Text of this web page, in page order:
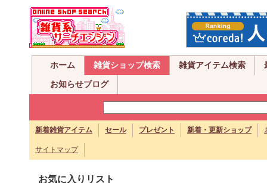
ホーム 雑貨ショップ検索 雑貨アイテム検索
お知らせブログ
新着雑貨アイテム セール プレゼント 新着・更新ショップ
サイトマップ
お気に入りリスト